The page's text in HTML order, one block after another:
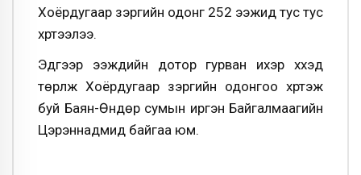
Хоёрдугаар зэргийн одонг 252 ээжид тус тус
хүртээлээ.
Эдгээр ээжүүдийн дотор гурван ихэр хүүхэд
төрүүлж Хоёрдугаар зэргийн одонгоо хүртэж
буй Баян-Өндөр сумын иргэн Байгалмаагийн
Цэрэннадмид байгаа юм.